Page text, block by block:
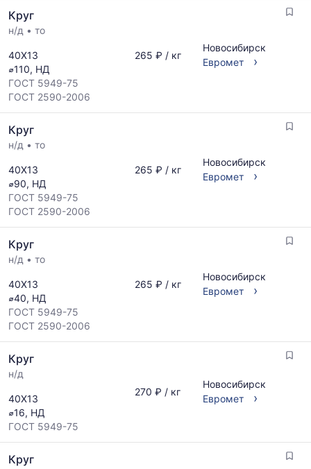
Круг
н/д • то
40Х13
⌀110, НД
ГОСТ 5949-75
ГОСТ 2590-2006
265 ₽ / кг
Новосибирск
Евромет
›
Круг
н/д • то
40Х13
⌀90, НД
ГОСТ 5949-75
ГОСТ 2590-2006
265 ₽ / кг
Новосибирск
Евромет
›
Круг
н/д • то
40Х13
⌀40, НД
ГОСТ 5949-75
ГОСТ 2590-2006
265 ₽ / кг
Новосибирск
Евромет
›
Круг
н/д
40Х13
⌀16, НД
ГОСТ 5949-75
270 ₽ / кг
Новосибирск
Евромет
›
Круг